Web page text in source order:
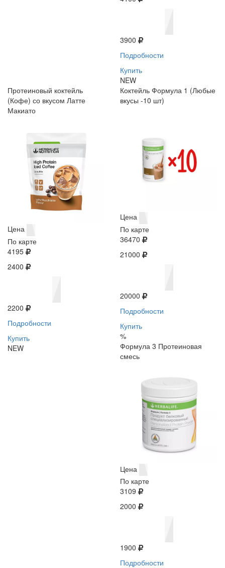
3900
Подробности
Купить
NEW
Протеиновый коктейль
(Кофе) со вкусом Латте
Макиато
Цена
По карте
4195
2400
2200
Подробности
Купить
NEW
Коктейль Формула 1 (Любые
вкусы -10 шт)
Цена
По карте
36470
21000
20000
Подробности
Купить
%
Формула 3 Протеиновая
смесь
Цена
По карте
3109
2000
1900
Подробности